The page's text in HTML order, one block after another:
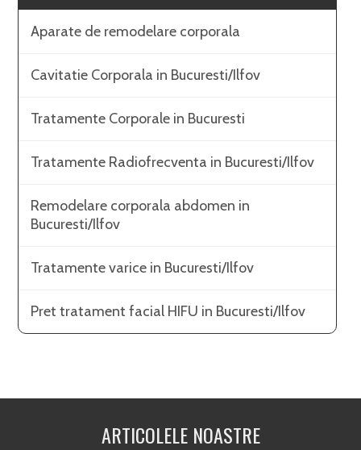
Aparate de remodelare corporala
Cavitatie Corporala in Bucuresti/Ilfov
Tratamente Corporale in Bucuresti
Tratamente Radiofrecventa in Bucuresti/Ilfov
Remodelare corporala abdomen in
Bucuresti/Ilfov
Tratamente varice in Bucuresti/Ilfov
Pret tratament facial HIFU in Bucuresti/Ilfov
ARTICOLELE NOASTRE